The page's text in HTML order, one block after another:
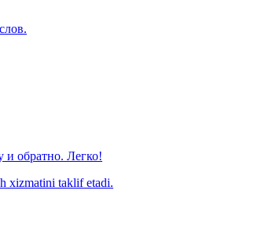
и обратно. Легко!
xizmatini taklif etadi.